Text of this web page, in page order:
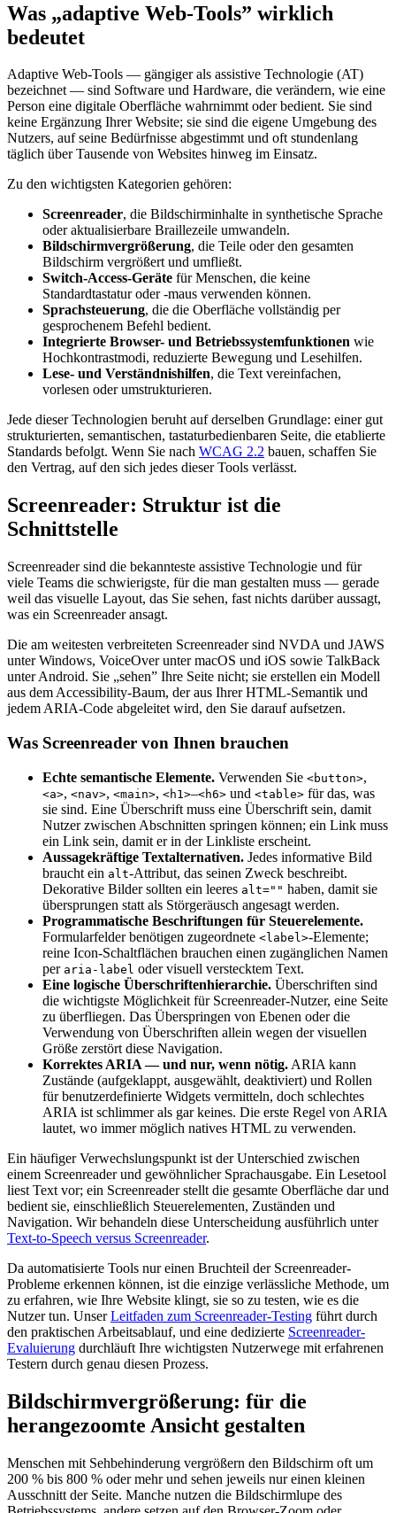
Was „adaptive Web-Tools” wirklich
bedeutet
Adaptive Web-Tools — gängiger als assistive Technologie (AT)
bezeichnet — sind Software und Hardware, die verändern, wie eine
Person eine digitale Oberfläche wahrnimmt oder bedient. Sie sind
keine Ergänzung Ihrer Website; sie sind die eigene Umgebung des
Nutzers, auf seine Bedürfnisse abgestimmt und oft stundenlang
täglich über Tausende von Websites hinweg im Einsatz.
Zu den wichtigsten Kategorien gehören:
Screenreader, die Bildschirminhalte in synthetische Sprache
oder aktualisierbare Braillezeile umwandeln.
Bildschirmvergrößerung, die Teile oder den gesamten
Bildschirm vergrößert und umfließt.
Switch-Access-Geräte für Menschen, die keine
Standardtastatur oder -maus verwenden können.
Sprachsteuerung, die die Oberfläche vollständig per
gesprochenem Befehl bedient.
Integrierte Browser- und Betriebssystemfunktionen wie
Hochkontrastmodi, reduzierte Bewegung und Lesehilfen.
Lese- und Verständnishilfen, die Text vereinfachen,
vorlesen oder umstrukturieren.
Jede dieser Technologien beruht auf derselben Grundlage: einer gut
strukturierten, semantischen, tastaturbedienbaren Seite, die etablierte
Standards befolgt. Wenn Sie nach WCAG 2.2 bauen, schaffen Sie
den Vertrag, auf den sich jedes dieser Tools verlässt.
Screenreader: Struktur ist die
Schnittstelle
Screenreader sind die bekannteste assistive Technologie und für
viele Teams die schwierigste, für die man gestalten muss — gerade
weil das visuelle Layout, das Sie sehen, fast nichts darüber aussagt,
was ein Screenreader ansagt.
Die am weitesten verbreiteten Screenreader sind NVDA und JAWS
unter Windows, VoiceOver unter macOS und iOS sowie TalkBack
unter Android. Sie „sehen” Ihre Seite nicht; sie erstellen ein Modell
aus dem Accessibility-Baum, der aus Ihrer HTML-Semantik und
jedem ARIA-Code abgeleitet wird, den Sie darauf aufsetzen.
Was Screenreader von Ihnen brauchen
Echte semantische Elemente. Verwenden Sie <button>,
<a>, <nav>, <main>, <h1>–<h6> und <table> für das, was
sie sind. Eine Überschrift muss eine Überschrift sein, damit
Nutzer zwischen Abschnitten springen können; ein Link muss
ein Link sein, damit er in der Linkliste erscheint.
Aussagekräftige Textalternativen. Jedes informative Bild
braucht ein alt-Attribut, das seinen Zweck beschreibt.
Dekorative Bilder sollten ein leeres alt="" haben, damit sie
übersprungen statt als Störgeräusch angesagt werden.
Programmatische Beschriftungen für Steuerelemente.
Formularfelder benötigen zugeordnete <label>-Elemente;
reine Icon-Schaltflächen brauchen einen zugänglichen Namen
per aria-label oder visuell verstecktem Text.
Eine logische Überschriftenhierarchie. Überschriften sind
die wichtigste Möglichkeit für Screenreader-Nutzer, eine Seite
zu überfliegen. Das Überspringen von Ebenen oder die
Verwendung von Überschriften allein wegen der visuellen
Größe zerstört diese Navigation.
Korrektes ARIA — und nur, wenn nötig. ARIA kann
Zustände (aufgeklappt, ausgewählt, deaktiviert) und Rollen
für benutzerdefinierte Widgets vermitteln, doch schlechtes
ARIA ist schlimmer als gar keines. Die erste Regel von ARIA
lautet, wo immer möglich natives HTML zu verwenden.
Ein häufiger Verwechslungspunkt ist der Unterschied zwischen
einem Screenreader und gewöhnlicher Sprachausgabe. Ein Lesetool
liest Text vor; ein Screenreader stellt die gesamte Oberfläche dar und
bedient sie, einschließlich Steuerelementen, Zuständen und
Navigation. Wir behandeln diese Unterscheidung ausführlich unter
Text-to-Speech versus Screenreader.
Da automatisierte Tools nur einen Bruchteil der Screenreader-
Probleme erkennen können, ist die einzige verlässliche Methode, um
zu erfahren, wie Ihre Website klingt, sie so zu testen, wie es die
Nutzer tun. UnserLeitfaden zum Screenreader-Testing führt durch
den praktischen Arbeitsablauf, und eine dedizierte Screenreader-
Evaluierung durchläuft Ihre wichtigsten Nutzerwege mit erfahrenen
Testern durch genau diesen Prozess.
Bildschirmvergrößerung: für die
herangezoomte Ansicht gestalten
Menschen mit Sehbehinderung vergrößern den Bildschirm oft um
200 % bis 800 % oder mehr und sehen jeweils nur einen kleinen
Ausschnitt der Seite. Manche nutzen die Bildschirmlupe des